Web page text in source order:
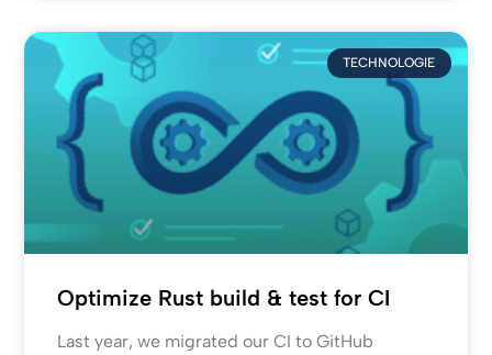
TECHNOLOGIE
Optimize Rust build & test for CI
Last year, we migrated our CI to GitHub